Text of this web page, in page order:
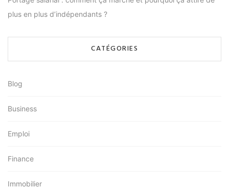
plus en plus d’indépendants ?
CATÉGORIES
Blog
Business
Emploi
Finance
Immobilier